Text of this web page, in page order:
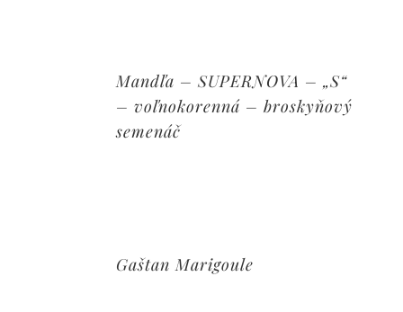
Mandľa – SUPERNOVA – „S“
– voľnokorenná – broskyňový
semenáč
Gaštan Marigoule